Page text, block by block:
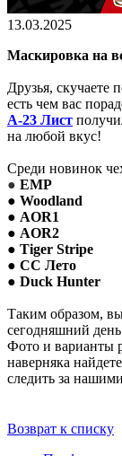
13.03.2025
Маскировка на
Друзья,
есть чем вас
А-23 Лист
на любой вкус!
Среди новинок
● ЕМР
● Woodland
● AOR1
● AOR2
● Tiger Stripe
● CC Лето
● Duck Hunter
Таким образом,
сегодняшний
Фото и варианты
наверняка
следить за
Возврат к списку